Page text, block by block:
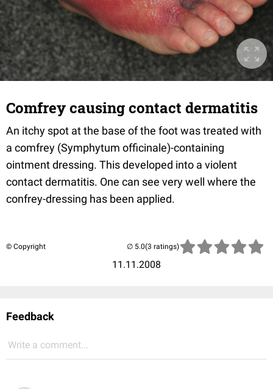
Comfrey causing contact dermatitis
An itchy spot at the base of the foot was treated with
a comfrey (Symphytum officinale)-containing
ointment dressing. This developed into a violent
contact dermatitis. One can see very well where the
confrey-dressing has been applied.
© Copyright
11.11.2008
(3 ratings)
Feedback
Write a comment...